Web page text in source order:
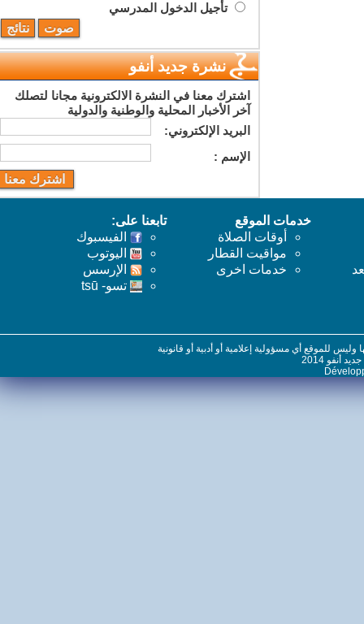
تأجيل الدخول المدرسي
نشرة جديد أنفو
اشترك معنا في النشرة الالكترونية مجانا لتصلك
آخر الأخبار المحلية والوطنية والدولية
البريد اﻹلكتروني:
اﻹسم :
خدمات الموقع
أوقات الصلاة
مواقيت القطار
خدمات اخرى
تابعنا على:
الفيسبوك
اليوتوب
اﻹرسس
تسو- tsū
للموقع أي مسؤولية إعلامية أو أدبية أو قانونية
2014